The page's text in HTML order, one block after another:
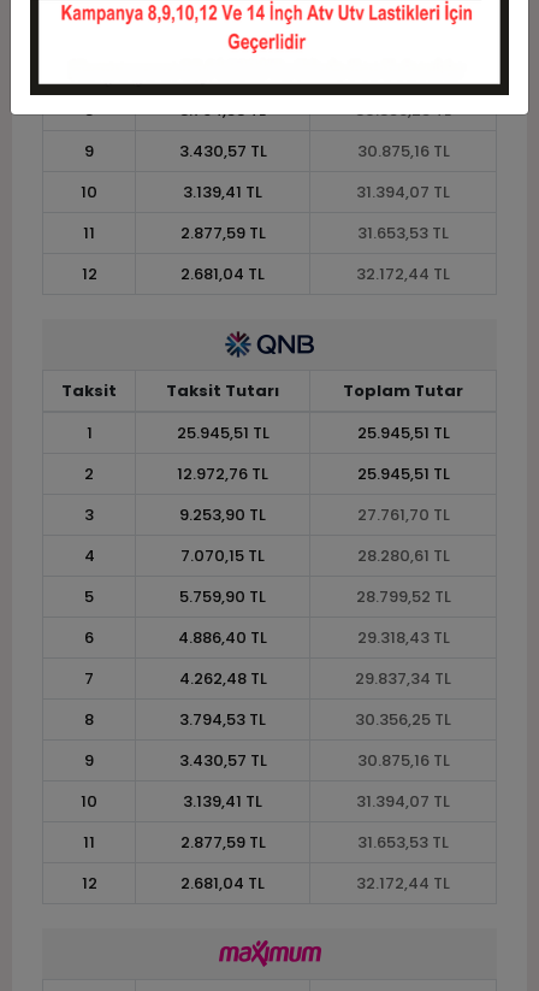
6
4.886,40 TL
29.318,43 TL
8
3.794,53 TL
30.356,25 TL
9
3.430,57 TL
30.875,16 TL
10
3.139,41 TL
31.394,07 TL
11
2.877,59 TL
31.653,53 TL
12
2.681,04 TL 32.172,44 TL
Taksit Taksit Tutarı
Toplam Tutar
1
25.945,51 TL
25.945,51 TL
2
12.972,76 TL
25.945,51 TL
3
9.253,90 TL
27.761,70 TL
4
7.070,15 TL
28.280,61 TL
5
5.759,90 TL
28.799,52 TL
6
4.886,40 TL
29.318,43 TL
7
4.262,48 TL
29.837,34 TL
8
3.794,53 TL
30.356,25 TL
9
3.430,57 TL
30.875,16 TL
10
3.139,41 TL
31.394,07 TL
11
2.877,59 TL
31.653,53 TL
12
2.681,04 TL 32.172,44 TL